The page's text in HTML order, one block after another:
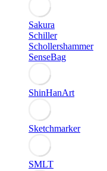
Sakura
Schiller
Schollershammer
SenseBag
ShinHanArt
Sketchmarker
SMLT